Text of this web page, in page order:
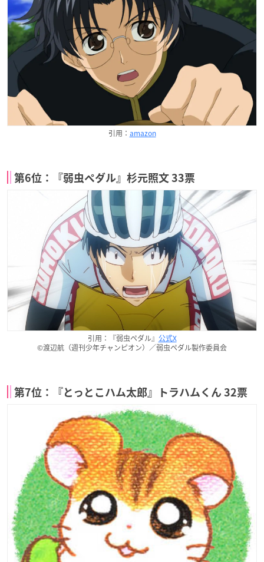
引用： amazon
第6位：『弱虫ペダル』杉元照文 33票
引用：『弱虫ペダル』 公式X
©渡辺航（週刊少年チャンピオン）／弱虫ペダル製作委員会
第7位：『とっとこハム太郎』トラハムくん 32票